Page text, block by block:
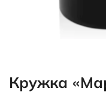
Кружка